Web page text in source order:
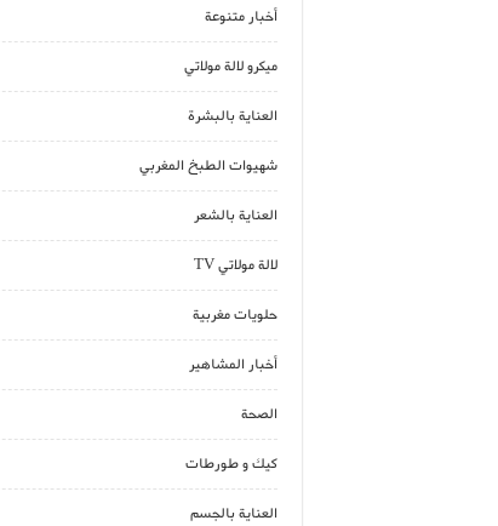
أخبار متنوعة
ميكرو لالة مولاتي
العناية بالبشرة
شهيوات الطبخ المغربي
العناية بالشعر
لالة مولاتي TV
حلويات مغربية
أخبار المشاهير
الصحة
كيك و طورطات
العناية بالجسم